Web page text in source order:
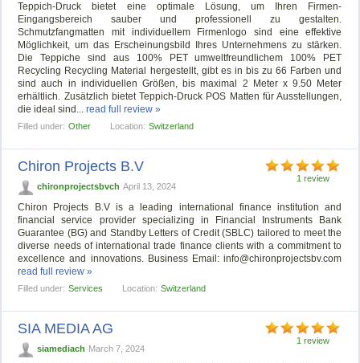
Teppich-Druck bietet eine optimale Lösung, um Ihren Firmen-
Eingangsbereich sauber und professionell zu gestalten.
Schmutzfangmatten mit individuellem Firmenlogo sind eine effektive
Möglichkeit, um das Erscheinungsbild Ihres Unternehmens zu stärken.
Die Teppiche sind aus 100% PET umweltfreundlichem 100% PET
Recycling Recycling Material hergestellt, gibt es in bis zu 66 Farben und
sind auch in individuellen Größen, bis maximal 2 Meter x 9.50 Meter
erhältlich. Zusätzlich bietet Teppich-Druck POS Matten für Ausstellungen,
die ideal sind...read full review »
Filled under: Other Location: Switzerland
1 review
Chiron Projects B.V
chironprojectsbvch April 13, 2024
Chiron Projects B.V is a leading international finance institution and
financial service provider specializing in Financial Instruments Bank
Guarantee (BG) and Standby Letters of Credit (SBLC) tailored to meet the
diverse needs of international trade finance clients with a commitment to
excellence and innovations. Business Email:info@chironprojectsbv.com
read full review »
Filled under: Services Location: Switzerland
1 review
SIA MEDIA AG
siamediach March 7, 2024